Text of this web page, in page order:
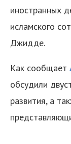
иностранных
исламского
Джидде.
Как сообщает
обсудили
развития, а